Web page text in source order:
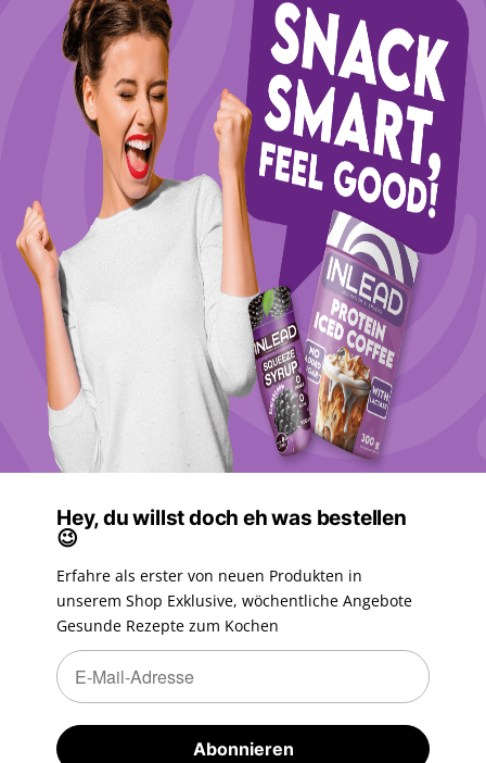
Hey, du willst doch eh was bestellen
😉
Erfahre als erster von neuen Produkten in
unserem Shop Exklusive, wöchentliche Angebote
Gesunde Rezepte zum Kochen
Newsletter Abonnieren
Newsletter Abonnieren
Abonnieren